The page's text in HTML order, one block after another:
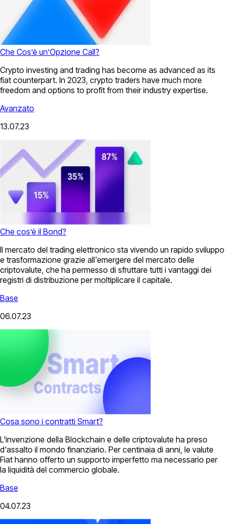
Che Cos’è un’Opzione Call?
Crypto investing and trading has become as advanced as its
fiat counterpart. In 2023, crypto traders have much more
freedom and options to profit from their industry expertise.
Avanzato
13.07.23
Che cos’è il Bond?
Il mercato del trading elettronico sta vivendo un rapido sviluppo
e trasformazione grazie all'emergere del mercato delle
criptovalute, che ha permesso di sfruttare tutti i vantaggi dei
registri di distribuzione per moltiplicare il capitale.
Base
06.07.23
Cosa sono i contratti Smart?
L'invenzione della Blockchain e delle criptovalute ha preso
d'assalto il mondo finanziario. Per centinaia di anni, le valute
Fiat hanno offerto un supporto imperfetto ma necessario per
la liquidità del commercio globale.
Base
04.07.23